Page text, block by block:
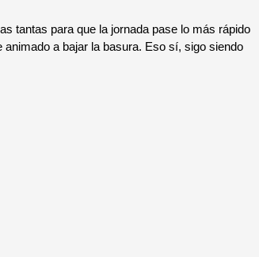
tantas para que la jornada pase lo más rápido
a bajar la basura. Eso sí, sigo siendo